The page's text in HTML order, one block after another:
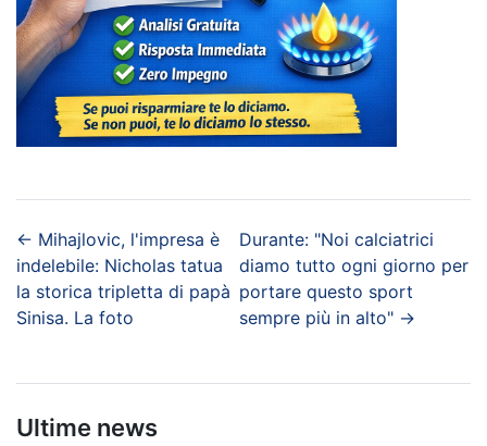
← Mihajlovic, l'impresa è
indelebile: Nicholas tatua
la storica tripletta di papà
Sinisa. La foto
Durante: "Noi calciatrici
diamo tutto ogni giorno per
portare questo sport
sempre più in alto"→
Ultime news